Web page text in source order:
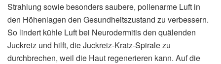
Strahlung sowie besonders saubere, pollenarme Luft in
den Höhenlagen den Gesundheitszustand zu verbessern.
So lindert kühle Luft bei Neurodermitis den quälenden
Juckreiz und hilft, die Juckreiz-Kratz-Spirale zu
durchbrechen, weil die Haut regenerieren kann. Auf die